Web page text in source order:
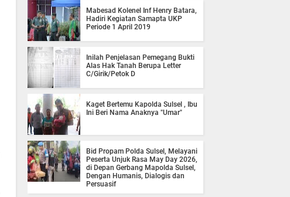
Mabesad Kolenel Inf Henry Batara,
Hadiri Kegiatan Samapta UKP
Periode 1 April 2019
Inilah Penjelasan Pemegang Bukti
Alas Hak Tanah Berupa Letter
C/Girik/Petok D
Kaget Bertemu Kapolda Sulsel , Ibu
Ini Beri Nama Anaknya "Umar"
Bid Propam Polda Sulsel, Melayani
Peserta Unjuk Rasa May Day 2026,
di Depan Gerbang Mapolda Sulsel,
Dengan Humanis, Dialogis dan
Persuasif